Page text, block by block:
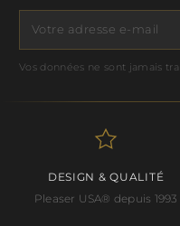
Vos données ne sont jamais
DESIGN & QUALITÉ
Pleaser USA® depuis 1993